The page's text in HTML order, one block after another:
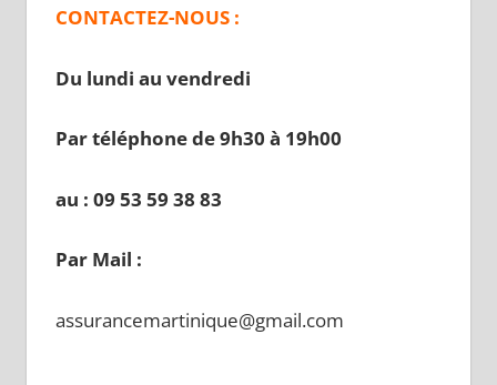
CONTACTEZ-NOUS :
Du lundi au vendredi
Par téléphone de 9h30 à 19h00
au : 09 53 59 38 83
Par Mail :
assurancemartinique@gmail.com